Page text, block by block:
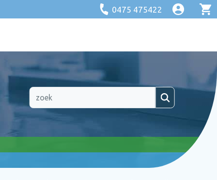
0475 475422